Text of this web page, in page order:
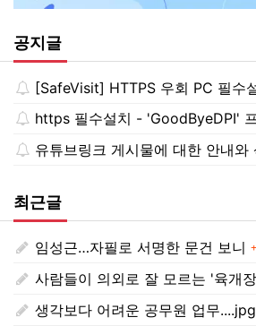
공지글
[SafeVisit] HTTPS 우회 PC 필수설치!, 모
https 필수설치 - 'GoodByeDPI' 프로그
유튜브링크 게시물에 대한 안내와 삭
최근글
임성근…자필로 서명한 문건 보니
사람들이 의외로 잘 모르는 '육개
생각보다 어려운 공무원 업무....jpg